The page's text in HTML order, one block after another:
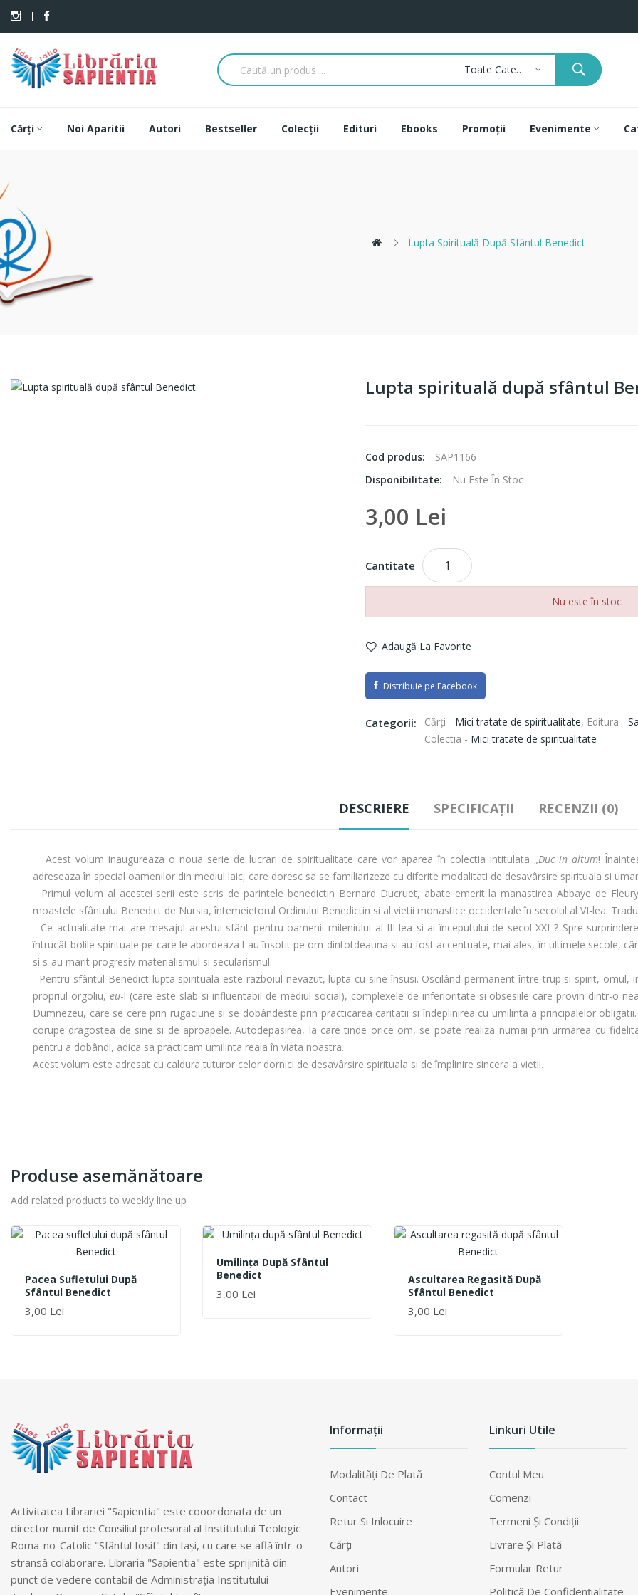
Toate Categoriile
Cărți Noi Aparitii Autori Bestseller Colecții Edituri Ebooks Promoții Evenimente
Lupta Spirituală După Sfântul Benedict
Lupta spirituală după sfântul
Cod produs:
SAP1166
Disponibilitate:
Nu Este În Stoc
3,00 Lei
Cantitate
Nu este în stoc
Adaugă La Favorite
Distribuie pe Facebook
Categorii: Cărți - Mici tratate de spiritualitate, Editura -
Colectia - Mici tratate de spiritualitate
DESCRIERE SPECIFICAȚII RECENZII (0)
Acest volum inaugureaza o noua serie de lucrari de spiritualitate care vor aparea în colectia intitulata „Duc in altum!
adreseaza în special oamenilor din mediul laic, care doresc sa se familiarizeze cu diferite modalitati de desavârsire spirituala si
Primul volum al acestei serii este scris de parintele benedictin Bernard Ducruet, abate emerit la manastirea Abbaye de
moastele sfântului Benedict de Nursia, întemeietorul Ordinului Benedictin si al vietii monastice occidentale în secolul al VI-lea.
Ce actualitate mai are mesajul acestui sfânt pentru oamenii mileniului al III-lea si ai începutului de secol XXI ? Spre
întrucât bolile spirituale pe care le abordeaza l-au însotit pe om dintotdeauna si au fost accentuate, mai ales, în ultimele secole,
si s-au marit progresiv materialismul si secularismul.
Pentru sfântul Benedict lupta spirituala este razboiul nevazut, lupta cu sine însusi. Oscilând permanent între trup si spirit,
propriul orgoliu, eu-l (care este slab si influentabil de mediul social), complexele de inferioritate si obsesiile care provin dintr-o
Dumnezeu, care se cere prin rugaciune si se dobândeste prin practicarea caritatii si îndeplinirea cu umilinta a principalelor
corupe dragostea de sine si de aproapele. Autodepasirea, la care tinde orice om, se poate realiza numai prin urmarea cu
pentru a dobândi, adica sa practicam umilinta reala în viata noastra.
Acest volum este adresat cu caldura tuturor celor dornici de desavârsire spirituala si de împlinire sincera a vietii.
Produse asemănătoare
Add related products to weekly line up
Pacea Sufletului După
Sfântul Benedict
3,00 Lei
Umilința După Sfântul
Benedict
3,00 Lei
Ascultarea Regasită După
Sfântul Benedict
3,00 Lei
Activitatea Librariei "Sapientia" este cooordonata de un
director numit de Consiliul profesoral al Institutului Teologic
Roma-no-Catolic "Sfântul Iosif" din Iași, cu care se află într-o
stransă colaborare. Libraria "Sapientia" este sprijinită din
punct de vedere contabil de Administrația Institutului
Informații
Modalităţi De Plată
Contact
Retur Si Inlocuire
Cărți
Autori
Evenimente
Linkuri Utile
Contul Meu
Comenzi
Termeni Şi Condiţii
Livrare Şi Plată
Formular Retur
Politică De Confidențialitate